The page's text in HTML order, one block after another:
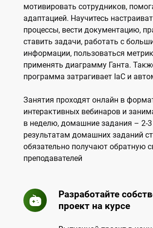
мотивировать сотрудников,
адаптацией. Научитесь
процессы, вести документацию,
ставить задачи, работать с
информации, пользоваться
применять диаграмму Ганта.
программа затрагивает IaC и
Занятия проходят онлайн в
интерактивных вебинаров и
в неделю, домашние задания – 2-
результатам домашних заданий
обязательно получают обратную
преподавателей
Разработайте
проект на курсе